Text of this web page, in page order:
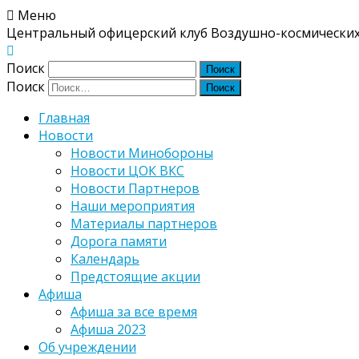
Меню
Центральный офицерский клуб Воздушно-
Поиск
Поиск
Главная
Новости
Новости Минобороны
Новости ЦОК ВКС
Новости Партнеров
Наши мероприятия
Материалы партнеров
Дорога памяти
Календарь
Предстоящие акции
Афиша
Афиша за все время
Афиша 2023
Об учреждении